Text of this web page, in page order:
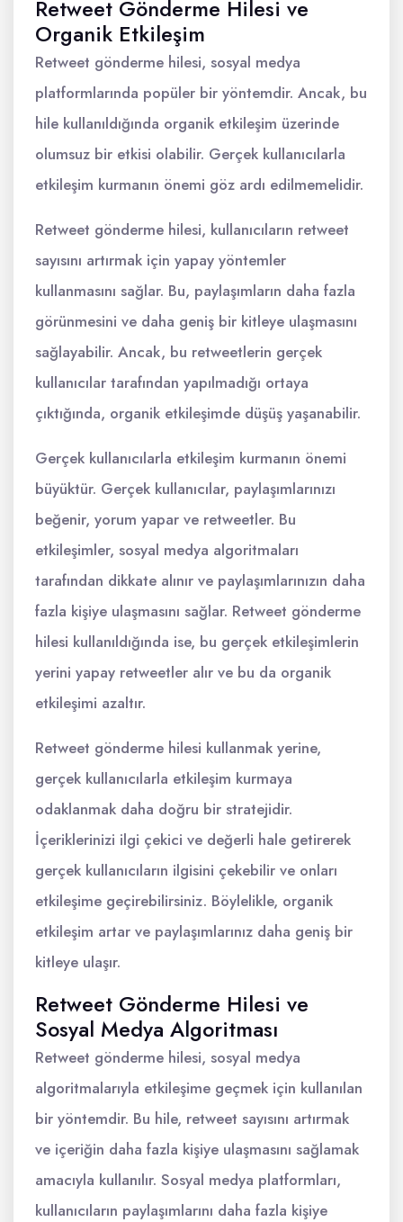
Retweet Gönderme Hilesi ve
Organik Etkileşim
Retweet gönderme hilesi, sosyal medya
platformlarında popüler bir yöntemdir. Ancak, bu
hile kullanıldığında organik etkileşim üzerinde
olumsuz bir etkisi olabilir. Gerçek kullanıcılarla
etkileşim kurmanın önemi göz ardı edilmemelidir.
Retweet gönderme hilesi, kullanıcıların retweet
sayısını artırmak için yapay yöntemler
kullanmasını sağlar. Bu, paylaşımların daha fazla
görünmesini ve daha geniş bir kitleye ulaşmasını
sağlayabilir. Ancak, bu retweetlerin gerçek
kullanıcılar tarafından yapılmadığı ortaya
çıktığında, organik etkileşimde düşüş yaşanabilir.
Gerçek kullanıcılarla etkileşim kurmanın önemi
büyüktür. Gerçek kullanıcılar, paylaşımlarınızı
beğenir, yorum yapar ve retweetler. Bu
etkileşimler, sosyal medya algoritmaları
tarafından dikkate alınır ve paylaşımlarınızın daha
fazla kişiye ulaşmasını sağlar. Retweet gönderme
hilesi kullanıldığında ise, bu gerçek etkileşimlerin
yerini yapay retweetler alır ve bu da organik
etkileşimi azaltır.
Retweet gönderme hilesi kullanmak yerine,
gerçek kullanıcılarla etkileşim kurmaya
odaklanmak daha doğru bir stratejidir.
İçeriklerinizi ilgi çekici ve değerli hale getirerek
gerçek kullanıcıların ilgisini çekebilir ve onları
etkileşime geçirebilirsiniz. Böylelikle, organik
etkileşim artar ve paylaşımlarınız daha geniş bir
kitleye ulaşır.
Retweet Gönderme Hilesi ve
Sosyal Medya Algoritması
Retweet gönderme hilesi, sosyal medya
algoritmalarıyla etkileşime geçmek için kullanılan
bir yöntemdir. Bu hile, retweet sayısını artırmak
ve içeriğin daha fazla kişiye ulaşmasını sağlamak
amacıyla kullanılır. Sosyal medya platformları,
kullanıcıların paylaşımlarını daha fazla kişiye